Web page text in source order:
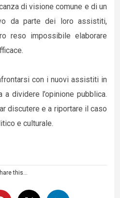
di visione comune e di un
da parte dei loro assistiti,
reso impossibile elaborare
con i nuovi assistiti in
a dividere l’opinione pubblica.
discutere e a riportare il caso
e culturale.
this...